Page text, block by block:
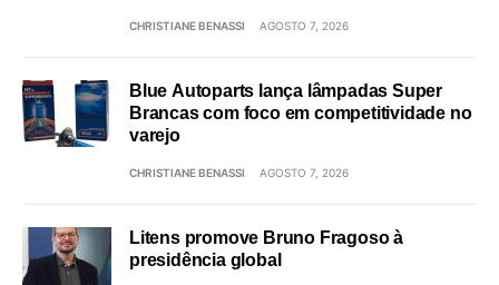
CHRISTIANE BENASSI AGOSTO 7, 2026
Blue Autoparts lança lâmpadas Super
Brancas com foco em competitividade no
varejo
CHRISTIANE BENASSI AGOSTO 7, 2026
Litens promove Bruno Fragoso à
presidência global